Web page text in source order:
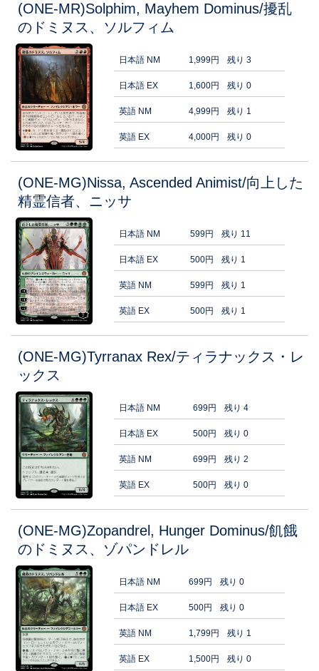
(ONE-MR)Solphim, Mayhem Dominus/擾乱
のドミヌス、ソルフィム
日本語 NM 1,999円 残り 3
日本語 EX 1,600円 残り 0
英語 NM 4,999円 残り 1
英語 EX 4,000円 残り 0
(ONE-MG)Nissa, Ascended Animist/向上した
精霊信者、ニッサ
日本語 NM 599円 残り 11
日本語 EX 500円 残り 1
英語 NM 599円 残り 1
英語 EX 500円 残り 1
(ONE-MG)Tyrranax Rex/ティラナックス・レ
ックス
日本語 NM 699円 残り 4
日本語 EX 500円 残り 0
英語 NM 699円 残り 2
英語 EX 500円 残り 0
(ONE-MG)Zopandrel, Hunger Dominus/飢餓
のドミヌス、ゾパンドレル
日本語 NM 699円 残り 0
日本語 EX 500円 残り 0
英語 NM 1,799円 残り 1
英語 EX 1,500円 残り 0